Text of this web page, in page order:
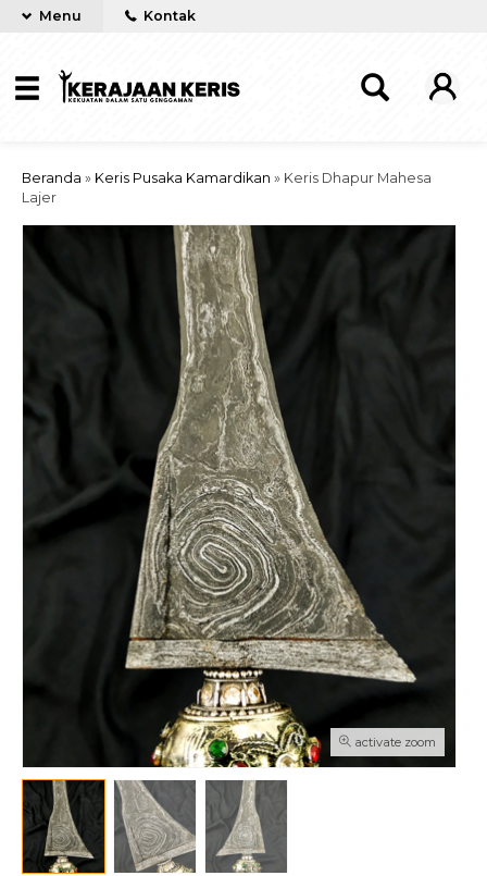
Menu Kontak
Beranda » Keris Pusaka Kamardikan » Keris Dhapur Mahesa
Lajer
activate zoom